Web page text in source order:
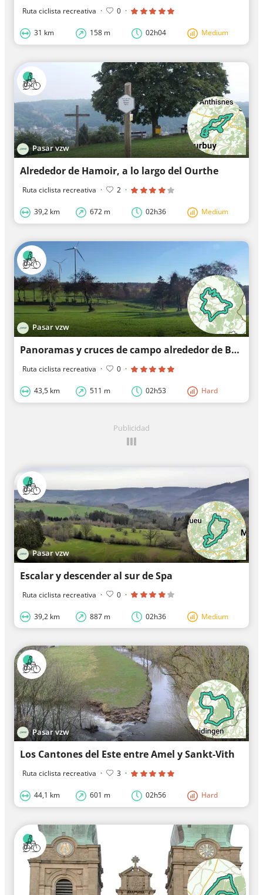
Ruta ciclista recreativa · 0 ·
31 km 158 m 02h04 Medium
Pasar vzw
Alrededor de Hamoir, a lo largo del Ourthe
Ruta ciclista recreativa · 2 ·
39,2 km 672 m 02h36 Medium
Pasar vzw
Panoramas y cruces de campo alrededor de Bütgenbach
Ruta ciclista recreativa · 0 ·
43,5 km 511 m 02h53 Hard
Publicidad
Pasar vzw
Escalar y descender al sur de Spa
Ruta ciclista recreativa · 0 ·
39,2 km 887 m 02h36 Medium
Pasar vzw
Los Cantones del Este entre Amel y Sankt-Vith
Ruta ciclista recreativa · 3 ·
44,1 km 601 m 02h56 Hard